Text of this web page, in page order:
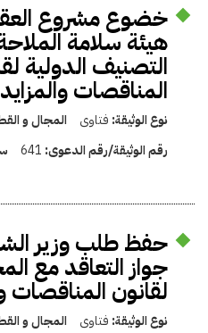
خضوع مشروع العقد
هيئة سلامة
التصنيف الدولية
المناقصات
نوع الوثيقة: فتاوى المجال و
رقم الوثيقة/رقم الدعوى: 641
حفظ طلب وزير
جواز التعاقد مع
لقانون المناقصات
نوع الوثيقة: فتاوى المجال و